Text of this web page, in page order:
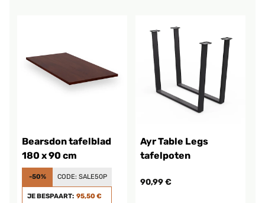
Bearsdon tafelblad
180 x 90 cm
-50% CODE: SALE50P
JE BESPAART: 95,50 €
Ayr Table Legs
tafelpoten
90,99 €